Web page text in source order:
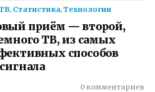
, Статистика,Технологии
приём — второй,
ТВ, из самых
способов
0 комментариев